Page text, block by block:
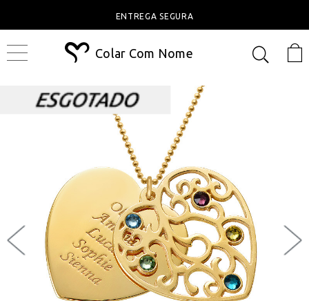
ENTREGA SEGURA
Colar Com Nome